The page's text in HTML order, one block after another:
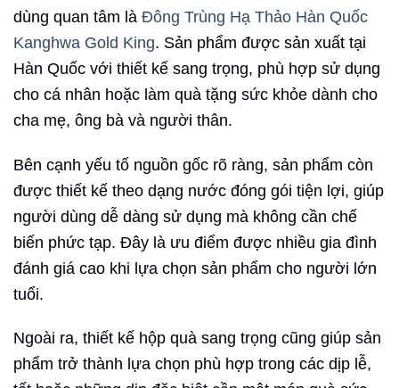
dùng quan tâm là Đông Trùng Hạ Thảo Hàn Quốc
Kanghwa Gold King. Sản phẩm được sản xuất tại
Hàn Quốc với thiết kế sang trọng, phù hợp sử dụng
cho cá nhân hoặc làm quà tặng sức khỏe dành cho
cha mẹ, ông bà và người thân.
Bên cạnh yếu tố nguồn gốc rõ ràng, sản phẩm còn
được thiết kế theo dạng nước đóng gói tiện lợi, giúp
người dùng dễ dàng sử dụng mà không cần chế
biến phức tạp. Đây là ưu điểm được nhiều gia đình
đánh giá cao khi lựa chọn sản phẩm cho người lớn
tuổi.
Ngoài ra, thiết kế hộp quà sang trọng cũng giúp sản
phẩm trở thành lựa chọn phù hợp trong các dịp lễ,